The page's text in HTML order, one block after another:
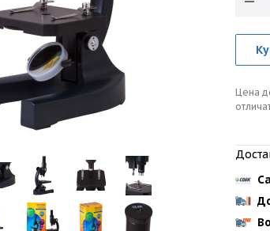
Цена